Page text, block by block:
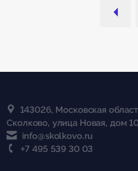
143026, Московская
Сколково, улица Новая, дом
info@skolkovo.ru
+7 495 539 30 03